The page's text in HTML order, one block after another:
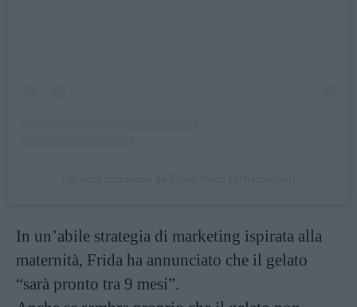
In un’abile strategia di marketing ispirata alla
maternità, Frida ha annunciato che il gelato
“sarà pronto tra 9 mesi”.